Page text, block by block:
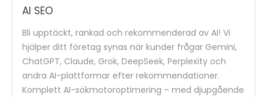
AI SEO
Bli upptäckt, rankad och rekommenderad av AI! Vi
hjälper ditt företag synas när kunder frågar Gemini,
ChatGPT, Claude, Grok, DeepSeek, Perplexity och
andra AI-plattformar efter rekommendationer.
Komplett AI-sökmotoroptimering – med djupgående